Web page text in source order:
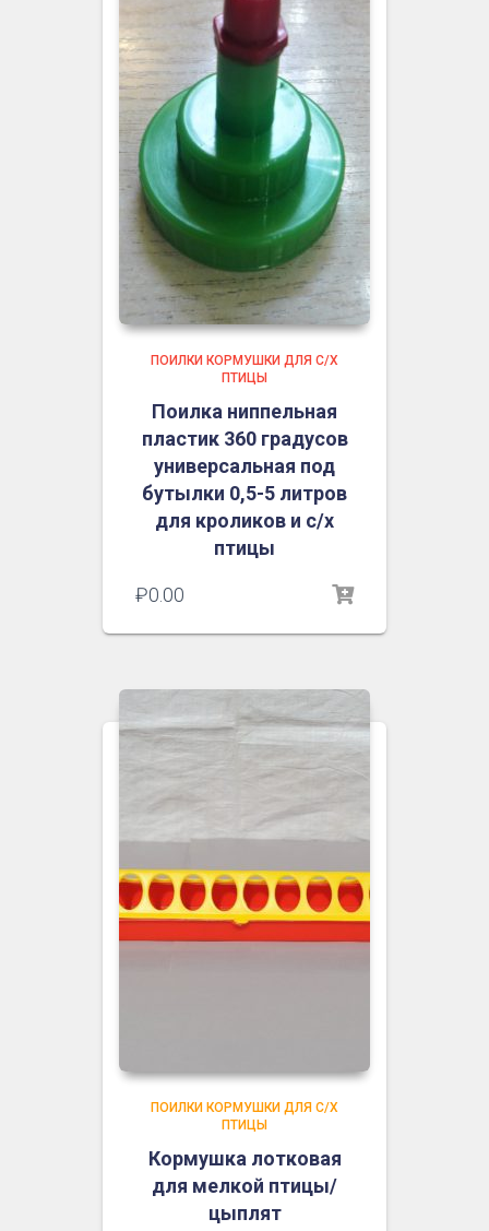
ПОИЛКИ КОРМУШКИ ДЛЯ С/Х
ПТИЦЫ
Поилка ниппельная
пластик 360 градусов
универсальная под
бутылки 0,5-5 литров
для кроликов и с/х
птицы
₽0.00
ПОИЛКИ КОРМУШКИ ДЛЯ С/Х
ПТИЦЫ
Кормушка лотковая
для мелкой птицы/
цыплят